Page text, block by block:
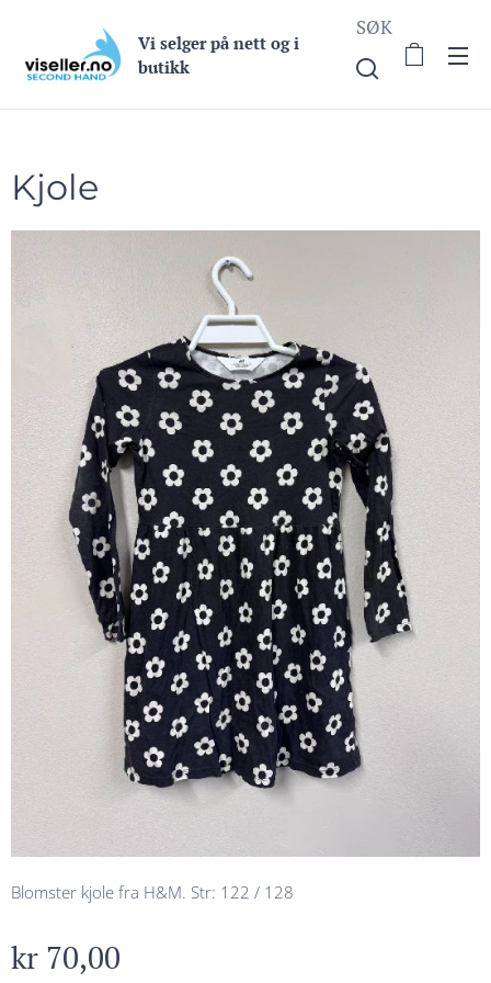
Vi selger på nett og i
butikk
SØK
Kjole
Blomster kjole fra H&M. Str: 122 / 128
kr 70,00